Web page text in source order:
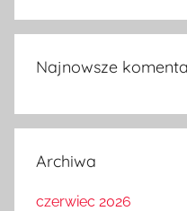
Najnowsze
Archiwa
czerwiec 2026